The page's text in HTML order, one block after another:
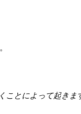
ことによって起きま